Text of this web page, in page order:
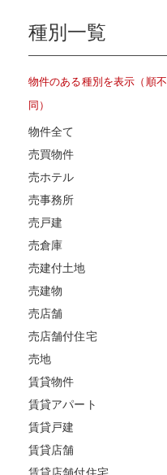
種別一覧
物件のある種別を表示（順不
同）
物件全て
売買物件
売ホテル
売事務所
売戸建
売倉庫
売建付土地
売建物
売店舗
売店舗付住宅
売地
賃貸物件
賃貸アパート
賃貸戸建
賃貸店舗